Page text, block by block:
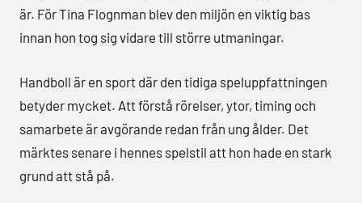
är. För Tina Flognman blev den miljön en viktig bas
innan hon tog sig vidare till större utmaningar.
Handboll är en sport där den tidiga speluppfattningen
betyder mycket. Att förstå rörelser, ytor, timing och
samarbete är avgörande redan från ung ålder. Det
märktes senare i hennes spelstil att hon hade en stark
grund att stå på.